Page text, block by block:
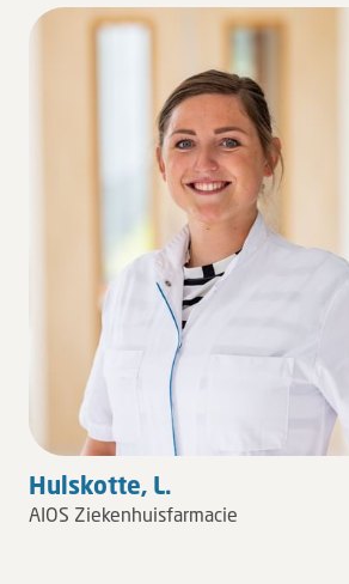
Hulskotte, L.
AIOS Ziekenhuisfarmacie